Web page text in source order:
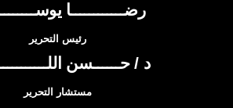
رضــــــــــــا
رئيس التحرير
د / حــــــسن
مستشار التحرير